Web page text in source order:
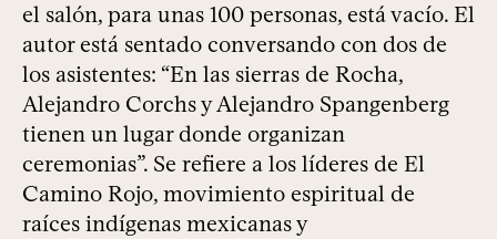
el salón, para unas 100 personas, está vacío. El
autor está sentado conversando con dos de
los asistentes: “En las sierras de Rocha,
Alejandro Corchs y Alejandro Spangenberg
tienen un lugar donde organizan
ceremonias”. Se refiere a los líderes de El
Camino Rojo, movimiento espiritual de
raíces indígenas mexicanas y